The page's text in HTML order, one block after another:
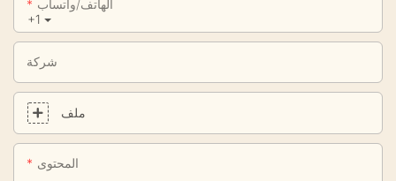
+1
الهاتف/واتساب
شركة
ملف
المحتوى